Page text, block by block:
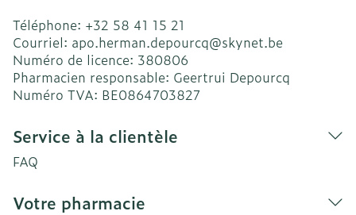
Téléphone: +32 58 41 15 21
Courriel: apo.herman.depourcq@skynet.be
Numéro de licence: 380806
Pharmacien responsable: Geertrui Depourcq
Numéro TVA: BE0864703827
Service à la clientèle
FAQ
Votre pharmacie